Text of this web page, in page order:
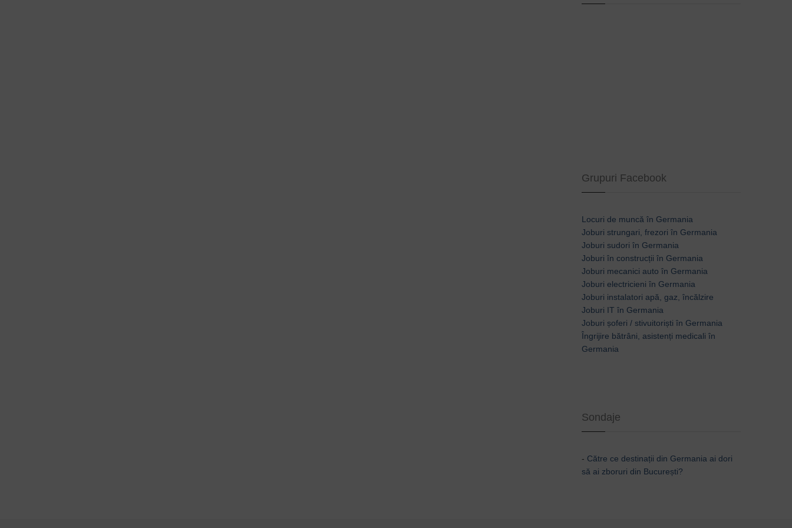
Grupuri Facebook
Locuri de muncă în Germania
Joburi strungari, frezori în Germania
Joburi sudori în Germania
Joburi în construcții în Germania
Joburi mecanici auto în Germania
Joburi electricieni în Germania
Joburi instalatori apă, gaz, încălzire
Joburi IT în Germania
Joburi șoferi / stivuitoriști în Germania
Îngrijire bătrâni, asistenți medicali în
Germania
Sondaje
- Către ce destinații din Germania ai dori
să ai zboruri din București?